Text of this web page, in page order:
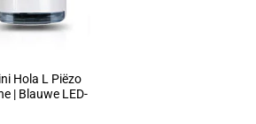
Hola L Piëzo
| Blauwe LED-